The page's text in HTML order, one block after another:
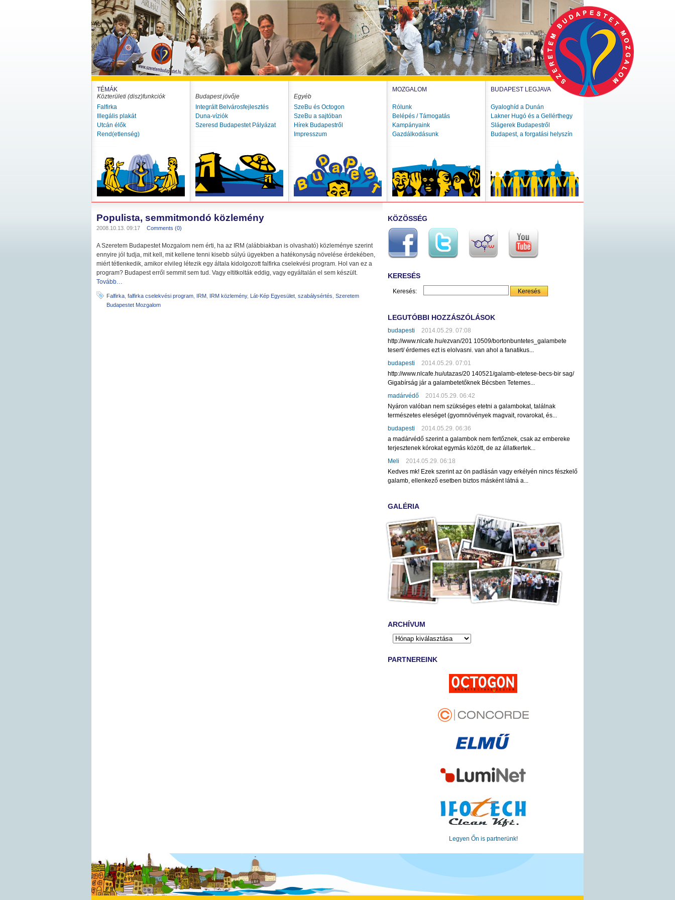
TÉMÁK
Közterületi (disz)funkciók
Falfirka
Illegális plakát
Utcán élők
Rend(etlenség)
Budapest jövője
Integrált Belvárosfejlesztés
Duna-víziók
Szeresd Budapestet Pályázat
Egyéb
SzeBu és Octogon
SzeBu a sajtóban
Hírek Budapestről
Impresszum
MOZGALOM
Rólunk
Belépés / Támogatás
Kampányaink
Gazdálkodásunk
BUDAPEST LEGJAVA
Gyaloghíd a Dunán
Lakner Hugó és a Gellérthegy
Slágerek Budapestről
Budapest, a forgatási helyszín
Populista, semmitmondó közlemény
2008.10.13. 09:17 Comments (0)
A Szeretem Budapestet Mozgalom nem érti, ha az IRM (alábbiakban is olvasható) közleménye szerint
ennyire jól tudja, mit kell, mit kellene tenni kisebb súlyú ügyekben a hatékonyság növelése érdekében,
miért tétlenkedik, amikor elvileg létezik egy általa kidolgozott falfirka cselekvési program. Hol van ez a
program? Budapest erről semmit sem tud. Vagy eltitkolták eddig, vagy egyáltalán el sem készült.
Tovább…
Falfirka falfirka cselekvési program IRM IRM közlemény, Lát-Kép Egyesület szabálysértés Szeretem
Budapestet Mozgalom
KÖZÖSSÉG
KERESÉS
Keresés:
LEGUTÓBBI HOZZÁSZÓLÁSOK
budapesti
2014.05.29. 07:08
http://www.nlcafe.hu/ezvan/201 10509/bortonbuntetes_galambete
tesert/ érdemes ezt is elolvasni. van ahol a fanatikus...
budapesti
2014.05.29. 07:01
http://www.nlcafe.hu/utazas/20 140521/galamb-etetese-becs-bir sag/
Gigabírság jár a galambetetőknek Bécsben Tetemes...
madárvédő
2014.05.29. 06:42
Nyáron valóban nem szükséges etetni a galambokat, találnak
természetes eleséget (gyomnövények magvait, rovarokat, és...
budapesti
2014.05.29. 06:36
a madárvédő szerint a galambok nem fertőznek, csak az embereke
terjesztenek kórokat egymás között, de az állatkertek...
Meli
2014.05.29. 06:18
Kedves mk! Ezek szerint az ön padlásán vagy erkélyén nincs fészkelő
galamb, ellenkező esetben biztos másként látná a...
GALÉRIA
ARCHÍVUM
PARTNEREINK
Legyen Őn is partnerünk!